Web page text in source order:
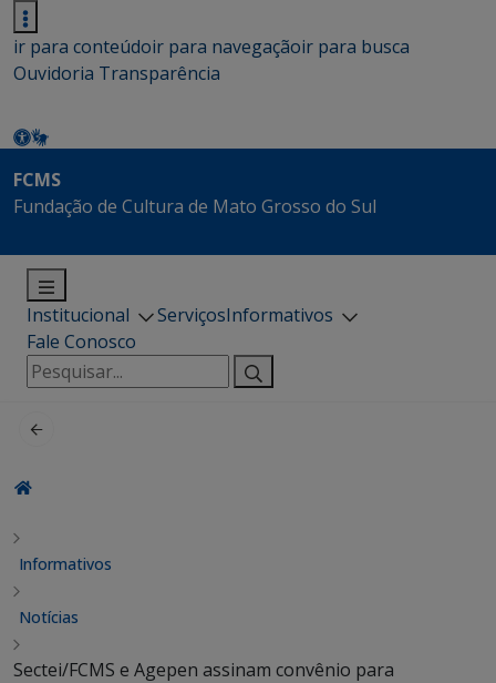
ir para conteúdoir para navegaçãoir para busca
Ouvidoria Transparência
FCMS
Fundação de Cultura de Mato Grosso do Sul
Institucional ServiçosInformativos
Fale Conosco
Pesquisar
por:
Informativos
Notícias
Sectei/FCMS e Agepen assinam convênio para